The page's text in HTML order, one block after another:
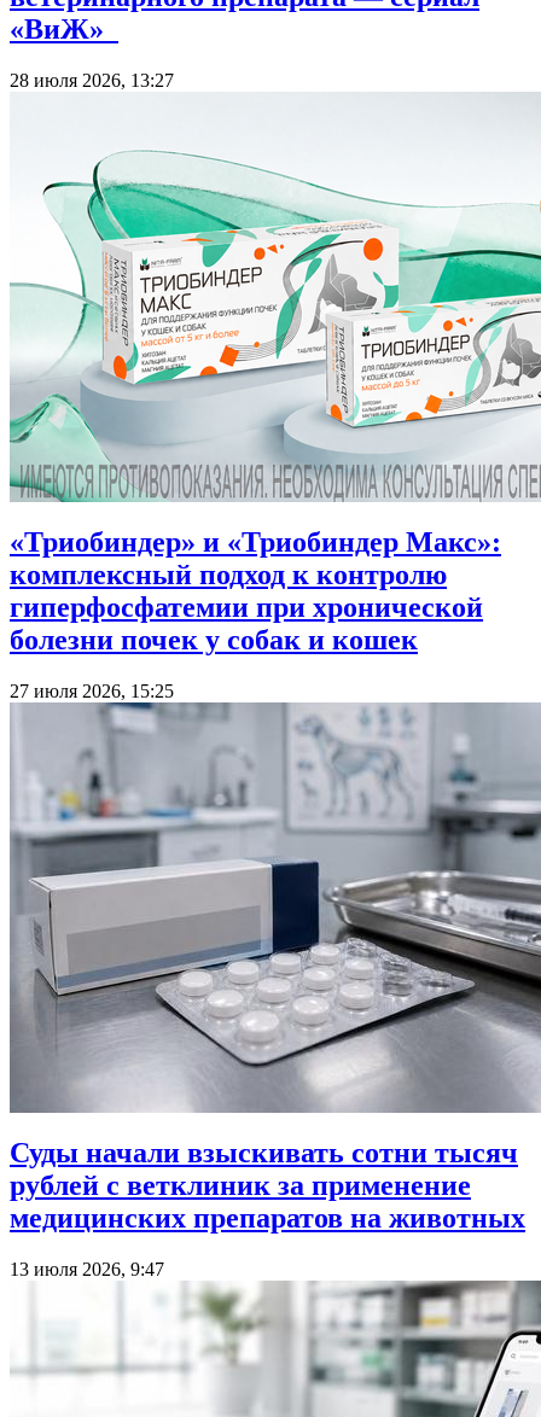
«ВиЖ»
28 июля 2026, 13:27
«Триобиндер» и «Триобиндер Макс»:
комплексный подход к контролю
гиперфосфатемии при хронической
болезни почек у собак и кошек
27 июля 2026, 15:25
Суды начали взыскивать сотни тысяч
рублей с ветклиник за применение
медицинских препаратов на животных
13 июля 2026, 9:47